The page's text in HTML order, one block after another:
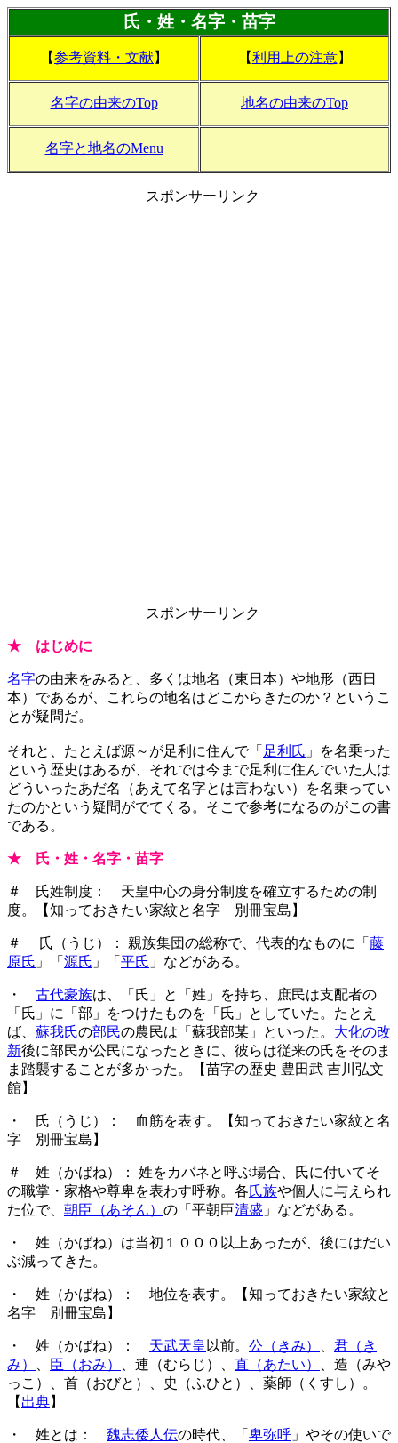
氏・姓・名字・苗字
【参考資料・文献】 【利用上の注意】
名字の由来のTop 地名の由来のTop
名字と地名のMenu
スポンサーリンク
スポンサーリンク
★ はじめに
名字の由来をみると、多くは地名（東日本）や地形（西日
本）であるが、これらの地名はどこからきたのか？というこ
とが疑問だ。
それと、たとえば源～が足利に住んで「 足利氏 」を名乗った
という歴史はあるが、それでは今まで足利に住んでいた人は
どういったあだ名（あえて名字とは言わない）を名乗ってい
たのかという疑問がでてくる。そこで参考になるのがこの書
である。
★ 氏・姓・名字・苗字
＃ 氏姓制度： 天皇中心の身分制度を確立するための制
度。【知っておきたい家紋と名字 別冊宝島】
＃ 氏（うじ）： 親族集団の総称で、代表的なものに「 藤
原氏 」「 源氏 」「 平氏 」などがある。
・ 古代豪族は、「氏」と「姓」を持ち、庶民は支配者の
「氏」に「部」をつけたものを「氏」としていた。たとえ
ば、 蘇我氏の部民の農民は「蘇我部某」といった。 大化の改
新後に部民が公民になったときに、彼らは従来の氏をそのま
ま踏襲することが多かった。【苗字の歴史 豊田武 吉川弘文
館】
・ 氏（うじ）： 血筋を表す。【知っておきたい家紋と名
字 別冊宝島】
＃ 姓（かばね）： 姓をカバネと呼ぶ場合、氏に付いてそ
の職掌・家格や尊卑を表わす呼称。各氏族や個人に与えられ
た位で、 朝臣（あそん） の「平朝臣清盛 」などがある。
・ 姓（かばね）は当初１０００以上あったが、後にはだい
ぶ減ってきた。
・ 姓（かばね）： 地位を表す。【知っておきたい家紋と
名字 別冊宝島】
・ 姓（かばね）： 天武天皇 以前。 公（きみ）
君（き
み）
臣（おみ） 、連（むらじ）、 直（あたい）
、造（みや
っこ）、首（おびと）、史（ふひと）、薬師（くすし）。
【 出典】
・ 姓とは： 魏志倭人伝の時代、「 卑弥呼 」やその使いで